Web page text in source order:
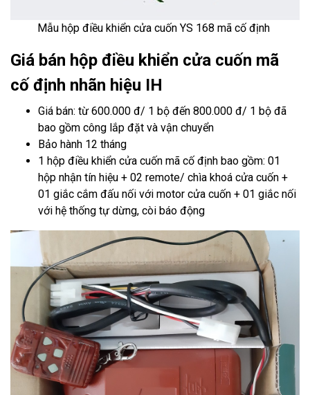
Mẫu hộp điều khiển cửa cuốn YS 168 mã cố định
Giá bán hộp điều khiển cửa cuốn mã
cố định nhãn hiệu IH
Giá bán: từ 600.000 đ/ 1 bộ đến 800.000 đ/ 1 bộ đã
bao gồm công lắp đặt và vận chuyển
Bảo hành 12 tháng
1 hộp điều khiển cửa cuốn mã cố định bao gồm: 01
hộp nhận tín hiệu + 02 remote/ chìa khoá cửa cuốn +
01 giắc cắm đấu nối với motor cửa cuốn + 01 giắc nối
với hệ thống tự dừng, còi báo động